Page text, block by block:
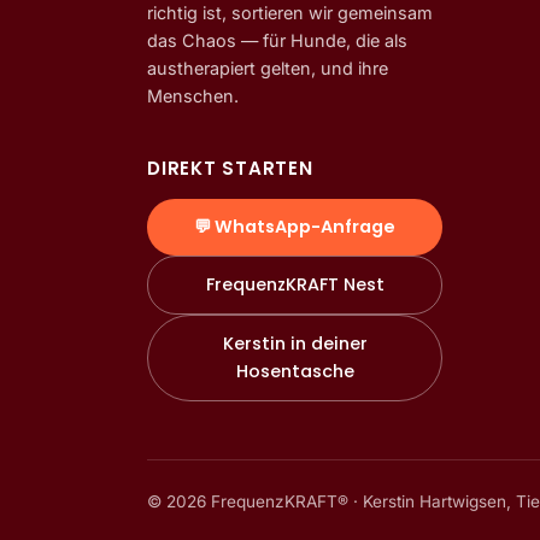
richtig ist, sortieren wir gemeinsam
das Chaos — für Hunde, die als
austherapiert gelten, und ihre
Menschen.
DIREKT STARTEN
💬 WhatsApp-Anfrage
FrequenzKRAFT Nest
Kerstin in deiner
Hosentasche
© 2026 FrequenzKRAFT® · Kerstin Hartwigsen,